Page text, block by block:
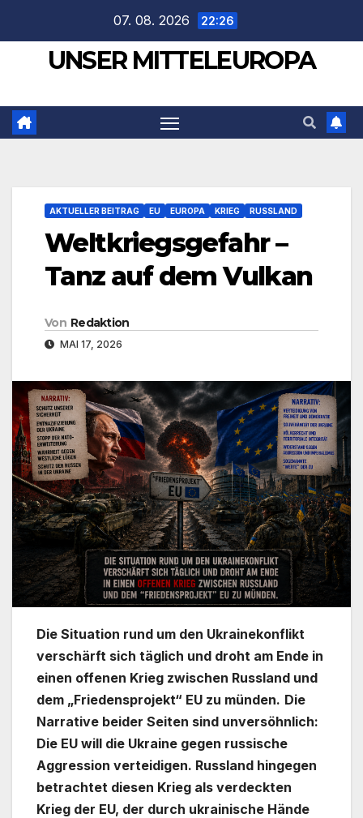
springen
07. 08. 2026 22:26
UNSER MITTELEUROPA
AKTUELLER BEITRAG EU EUROPA KRIEG RUSSLAND
Weltkriegsgefahr –
Tanz auf dem Vulkan
Von Redaktion
MAI 17, 2026
Die Situation rund um den Ukrainekonflikt
verschärft sich täglich und droht am Ende in
einen offenen Krieg zwischen Russland und
dem „Friedensprojekt“ EU zu münden. Die
Narrative beider Seiten sind unversöhnlich:
Die EU will die Ukraine gegen russische
Aggression verteidigen. Russland hingegen
betrachtet diesen Krieg als verdeckten
Krieg der EU, der durch ukrainische Hände